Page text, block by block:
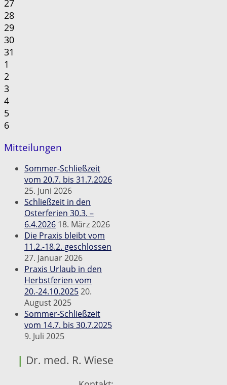
27
28
29
30
31
1
2
3
4
5
6
Mitteilungen
Sommer-Schließzeit
vom 20.7. bis 31.7.2026
25. Juni 2026
Schließzeit in den
Osterferien 30.3. –
6.4.2026 18. März 2026
Die Praxis bleibt vom
11.2.-18.2. geschlossen
27. Januar 2026
Praxis Urlaub in den
Herbstferien vom
20.-24.10.202520.
August 2025
Sommer-Schließzeit
vom 14.7. bis 30.7.2025
9. Juli 2025
| Dr. med. R. Wiese